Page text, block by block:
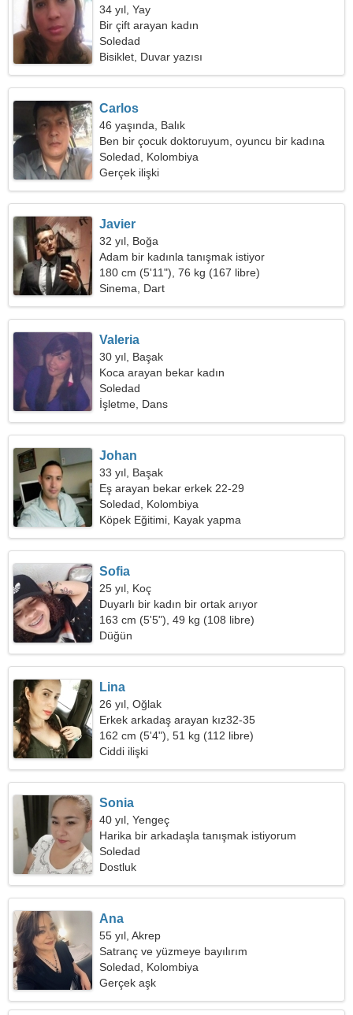
34 yıl, Yay
Bir çift arayan kadın
Soledad
Bisiklet, Duvar yazısı
Carlos
46 yaşında, Balık
Ben bir çocuk doktoruyum, oyuncu bir kadına
ihtiyacım var
Soledad, Kolombiya
Gerçek ilişki
Javier
32 yıl, Boğa
Adam bir kadınla tanışmak istiyor
180 cm (5'11"), 76 kg (167 libre)
Sinema, Dart
Valeria
30 yıl, Başak
Koca arayan bekar kadın
Soledad
İşletme, Dans
Johan
33 yıl, Başak
Eş arayan bekar erkek 22-29
Soledad, Kolombiya
Köpek Eğitimi, Kayak yapma
Sofia
25 yıl, Koç
Duyarlı bir kadın bir ortak arıyor
163 cm (5'5"), 49 kg (108 libre)
Düğün
Lina
26 yıl, Oğlak
Erkek arkadaş arayan kız32-35
162 cm (5'4"), 51 kg (112 libre)
Ciddi ilişki
Sonia
40 yıl, Yengeç
Harika bir arkadaşla tanışmak istiyorum
Soledad
Dostluk
Ana
55 yıl, Akrep
Satranç ve yüzmeye bayılırım
Soledad, Kolombiya
Gerçek aşk